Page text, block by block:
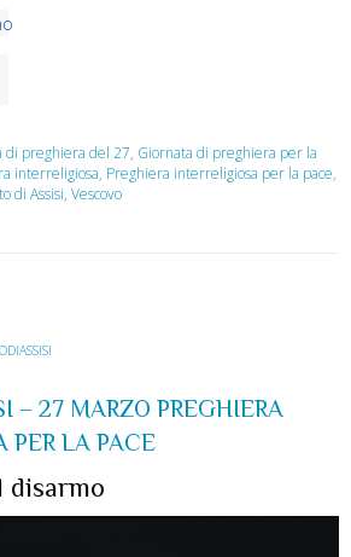
di preghiera del 27, Giornata di preghiera per la
interreligiosa, Preghiera interreligiosa per la pace,
di Assisi, Vescovo
– 27 MARZO PREGHIERA
PER LA PACE
disarmo